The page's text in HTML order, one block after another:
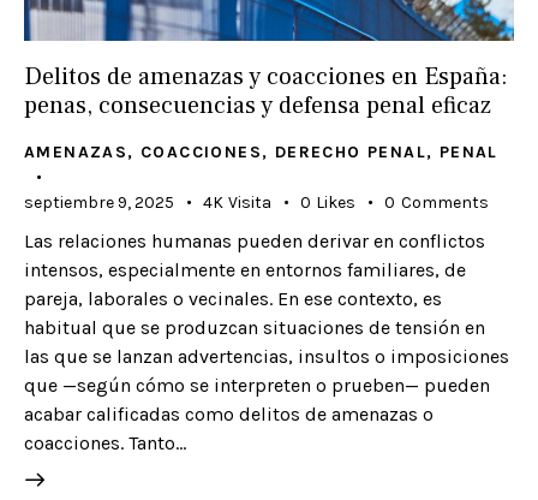
Delitos de amenazas y coacciones en España:
penas, consecuencias y defensa penal eficaz
AMENAZAS, COACCIONES, DERECHO PENAL, PENAL
septiembre 9, 2025 4K Visita 0 Likes 0 Comments
Las relaciones humanas pueden derivar en conflictos
intensos, especialmente en entornos familiares, de
pareja, laborales o vecinales. En ese contexto, es
habitual que se produzcan situaciones de tensión en
las que se lanzan advertencias, insultos o imposiciones
que —según cómo se interpreten o prueben— pueden
acabar calificadas como delitos de amenazas o
coacciones. Tanto…